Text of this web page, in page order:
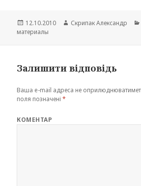
Опубліковано
12.10.2010 Автор
Скрипак Александр
материалы
Залишити відповідь
Ваша e-mail адреса не
поля позначені*
КОМЕНТАР